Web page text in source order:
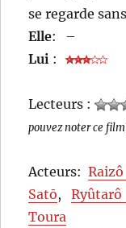
se regarde
Elle:
–
Lui :
Lecteurs :
pouvez noter ce film
Acteurs:
Satō,
Toura